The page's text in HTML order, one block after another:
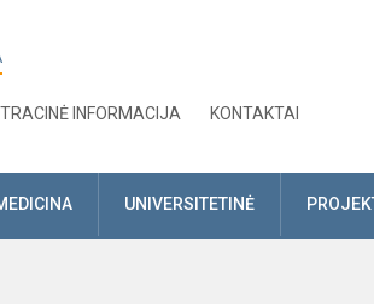
INFORMACIJA KONTAKTAI
UNIVERSITETINĖ